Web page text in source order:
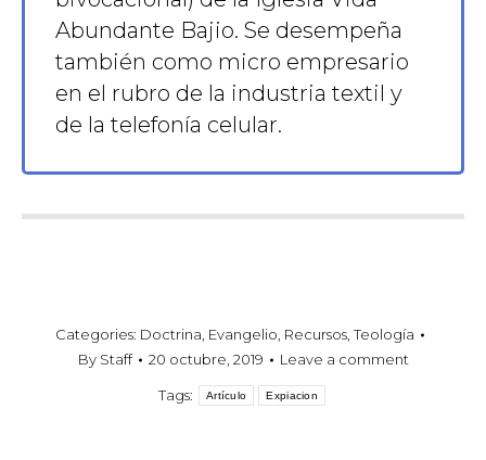
Abundante Bajio. Se desempeña
también como micro empresario
en el rubro de la industria textil y
de la telefonía celular.
Categories: Doctrina Evangelio Recursos ,Teología
By Staff 20 octubre, 2019 Leave a comment
Tags: Artículo Expiacion